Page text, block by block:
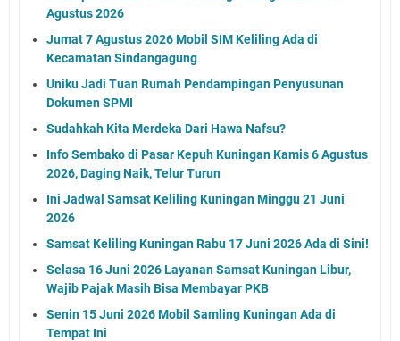
Agustus 2026
Jumat 7 Agustus 2026 Mobil SIM Keliling Ada di
Kecamatan Sindangagung
Uniku Jadi Tuan Rumah Pendampingan Penyusunan
Dokumen SPMI
Sudahkah Kita Merdeka Dari Hawa Nafsu?
Info Sembako di Pasar Kepuh Kuningan Kamis 6 Agustus
2026, Daging Naik, Telur Turun
Ini Jadwal Samsat Keliling Kuningan Minggu 21 Juni
2026
Samsat Keliling Kuningan Rabu 17 Juni 2026 Ada di Sini!
Selasa 16 Juni 2026 Layanan Samsat Kuningan Libur,
Wajib Pajak Masih Bisa Membayar PKB
Senin 15 Juni 2026 Mobil Samling Kuningan Ada di
Tempat Ini